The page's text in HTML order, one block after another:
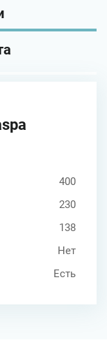
400
230
138
Нет
Есть